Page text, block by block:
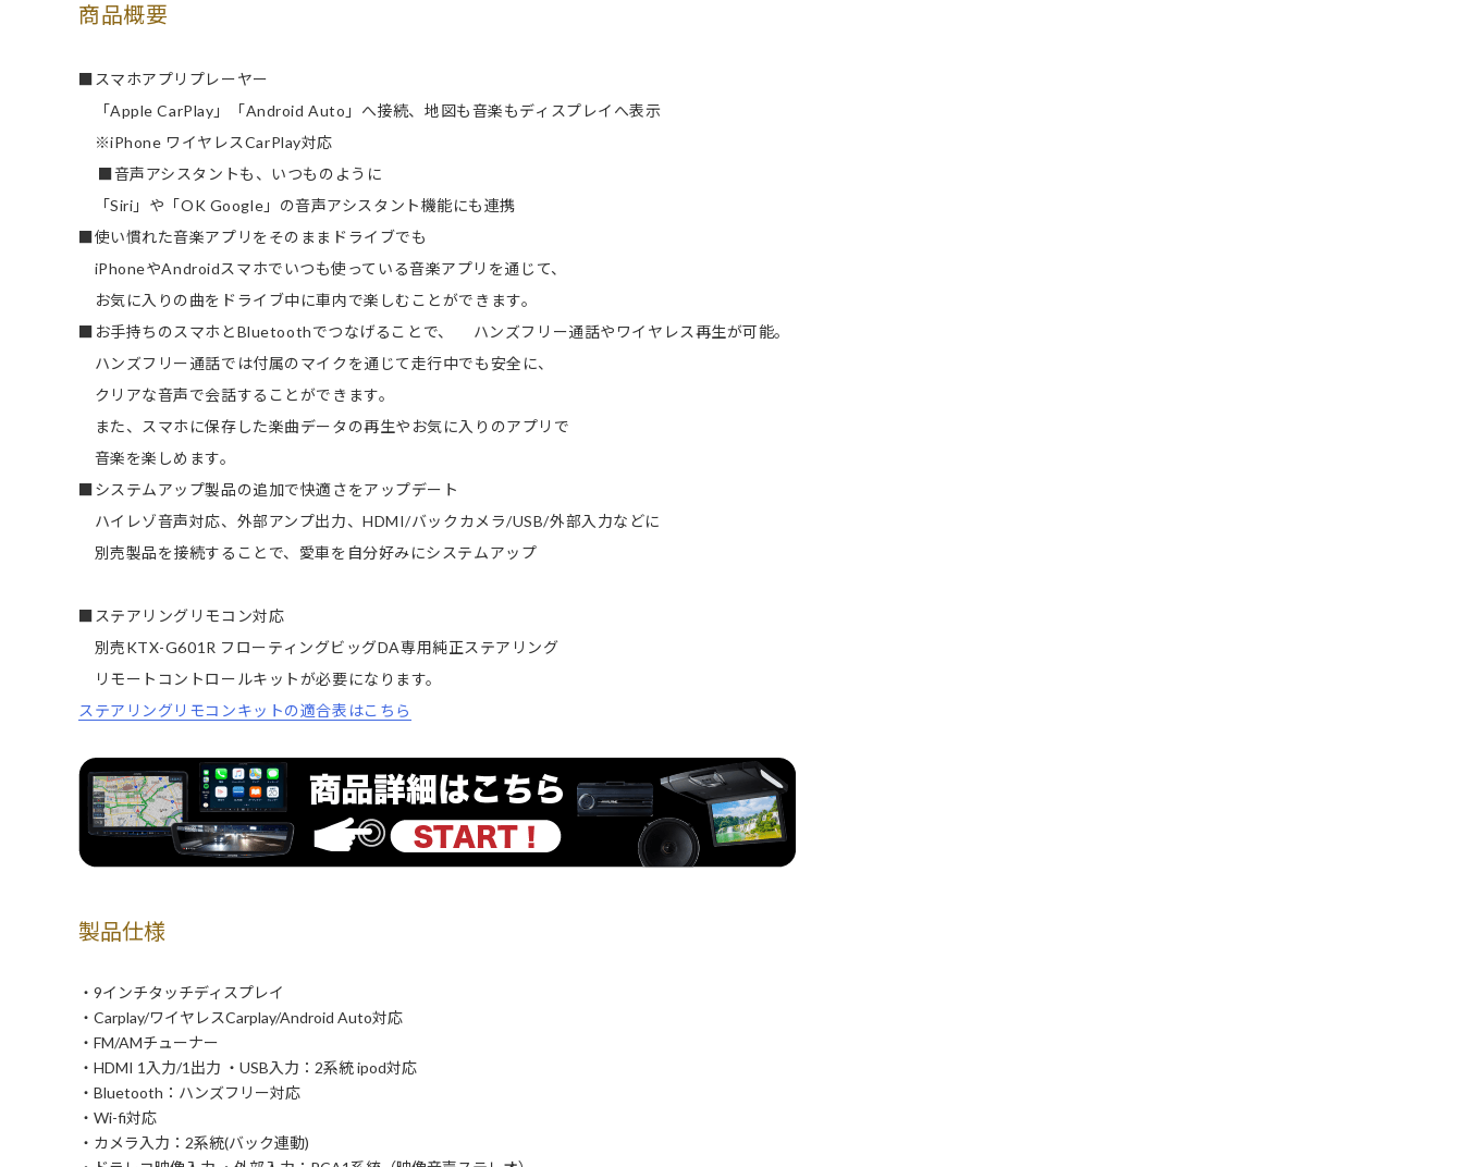
商品概要
■スマホアプリプレーヤー
「Apple CarPlay」「Android Auto」へ接続、地図も音楽もディスプレイへ表示
※iPhone ワイヤレスCarPlay対応
■音声アシスタントも、いつものように
「Siri」や「OK Google」の音声アシスタント機能にも連携
■使い慣れた音楽アプリをそのままドライブでも
iPhoneやAndroidスマホでいつも使っている音楽アプリを通じて、
お気に入りの曲をドライブ中に車内で楽しむことができます。
■お手持ちのスマホとBluetoothでつなげることで、 ハンズフリー通話やワイヤレス再生が可能。
ハンズフリー通話では付属のマイクを通じて走行中でも安全に、
クリアな音声で会話することができます。
また、スマホに保存した楽曲データの再生やお気に入りのアプリで
音楽を楽しめます。
■システムアップ製品の追加で快適さをアップデート
ハイレゾ音声対応、外部アンプ出力、HDMI/バックカメラ/USB/外部入力などに
別売製品を接続することで、愛車を自分好みにシステムアップ
■ステアリングリモコン対応
別売KTX-G601R フローティングビッグDA専用純正ステアリング
リモートコントロールキットが必要になります。
ステアリングリモコンキットの適合表はこちら
製品仕様
・9インチタッチディスプレイ
・Carplay/ワイヤレスCarplay/Android Auto対応
・FM/AMチューナー
・HDMI 1入力/1出力 ・USB入力：2系統 ipod対応
・Bluetooth：ハンズフリー対応
・Wi-fi対応
・カメラ入力：2系統(バック連動)